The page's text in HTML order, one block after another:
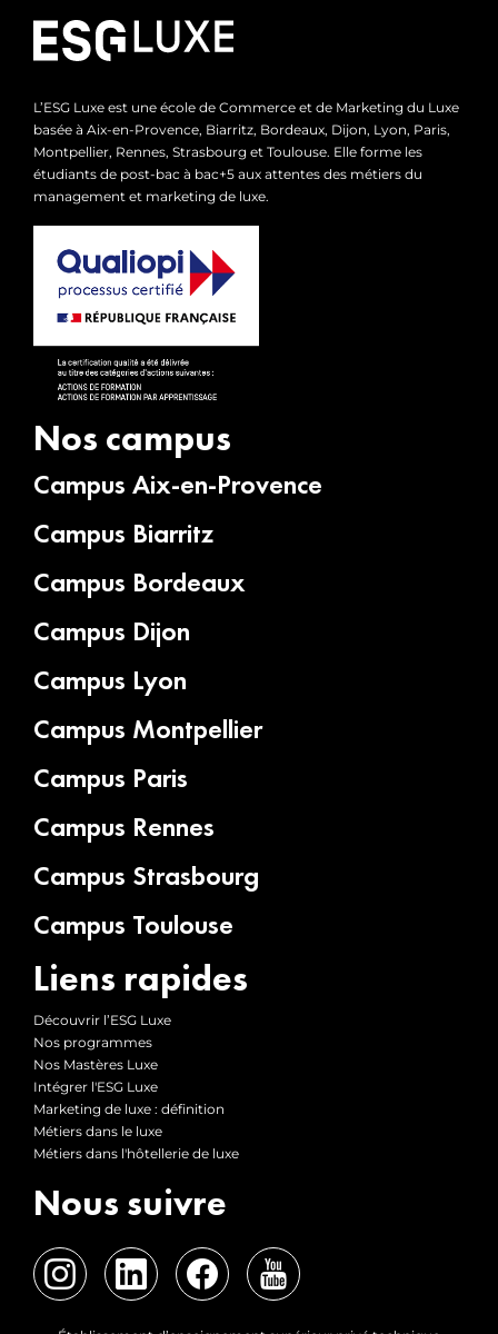
L’ESG Luxe est une école de Commerce et de Marketing du Luxe
basée à Aix-en-Provence, Biarritz, Bordeaux, Dijon, Lyon, Paris,
Montpellier, Rennes, Strasbourg et Toulouse. Elle forme les
étudiants de post-bac à bac+5 aux attentes des métiers du
management et marketing de luxe.
Nos campus
Campus Aix-en-Provence
Campus Biarritz
Campus Bordeaux
Campus Dijon
Campus Lyon
Campus Montpellier
Campus Paris
Campus Rennes
Campus Strasbourg
Campus Toulouse
Liens rapides
Découvrir l’ESG Luxe
Nos programmes
Nos Mastères Luxe
Intégrer l'ESG Luxe
Marketing de luxe : définition
Métiers dans le luxe
Métiers dans l'hôtellerie de luxe
Nous suivre